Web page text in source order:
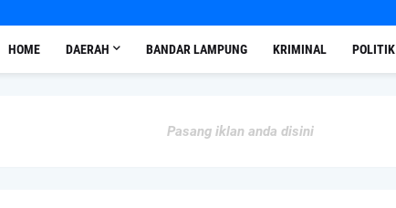
HOME DAERAH BANDAR LAMPUNG KRIMINAL POLITIK
Pasang iklan anda disini